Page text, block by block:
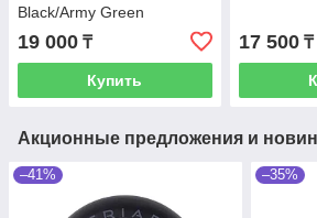
Black/Army Green
19 000 ₸
Купить
17 500₸
Акционные предложения и
–41% –35%